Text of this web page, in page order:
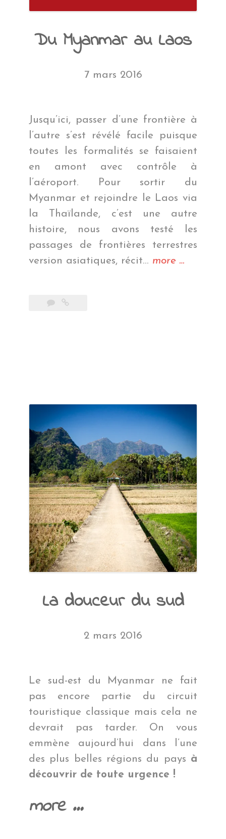
Du Myanmar au Laos
7 mars 2016
Jusqu’ici, passer d’une frontière à
l’autre s’est révélé facile puisque
toutes les formalités se faisaient
en amont avec contrôle à
l’aéroport. Pour sortir du
Myanmar et rejoindre le Laos via
la Thaïlande, c’est une autre
histoire, nous avons testé les
passages de frontières terrestres
version asiatiques, récit… more « Du
…
La douceur du sud
2 mars 2016
Le sud-est du Myanmar ne fait
pas encore partie du circuit
touristique classique mais cela ne
devrait pas tarder. On vous
emmène aujourd’hui dans l’une
des plus belles régions du pays à
découvrir de toute urgence !
more « La
…